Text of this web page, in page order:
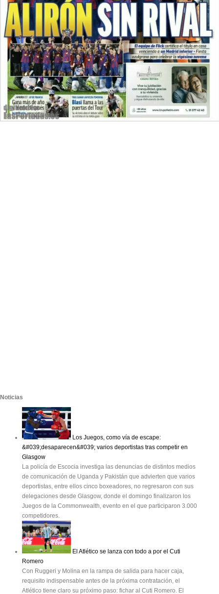
Noticias
Los Juegos, como vía de escape:
&#039;desaparecen&#039; varios deportistas tras competir en
Glasgow
La policía de Escocia investiga las denuncias de distintos medios
de comunicación de Uganda y Pakistán que advierten que varios
deportistas, entre ellos cinco boxeadores, no regresaron con sus
delegaciones desde Glasgow, donde el domingo finalizaron los
Juegos de la Commonwealth, evento en el que participaron 3.000
competidores.
El Atlético se lanza con todo a por el Cuti
Romero
Con Ruggeri y Molina en la rampa de salida para hacer caja,
requisito indispensable antes de la próxima contratación, el
Atlético tiene claro su próximo paso: fichar al Cuti Romero. El